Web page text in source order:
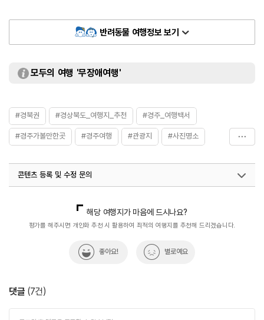
반려동물 여행정보 보기
모두의 여행 '무장애여행'
#경북권 #경상북도_여행지_추천 #경주_여행백서
#경주가볼만한곳 #경주여행 #관광지 #사진명소
콘텐츠 등록 및 수정 문의
지역콘텐츠육성팀(반려동물동반여행)
02-7299-582
해당 여행지가 마음에 드시나요?
평가를 해주시면 개인화 추천 시 활용하여 최적의 여행지를 추천해 드리겠습니다.
좋아요! 별로예요
댓글 (7건)